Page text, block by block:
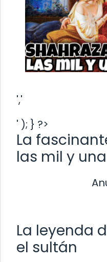
','
' ); } ?>
La
las mil y
La leyenda
el sultán